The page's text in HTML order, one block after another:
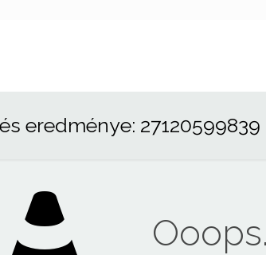
eredménye: 27120599839